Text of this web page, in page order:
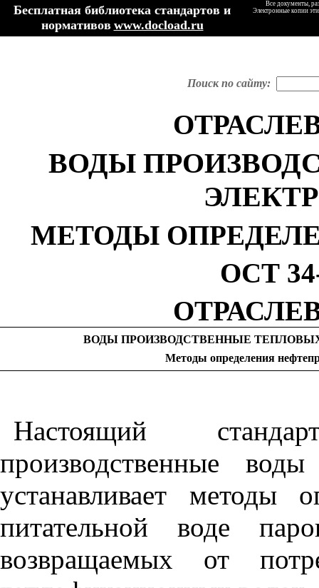
Бесплатная библиотека стандартов и
нормативов www.docload.ru
Все документы,
Электронные копии
Поиск по сайту:
ВОДЫ
МЕТОДЫ
ОСТ
ВОДЫ ПРОИЗВОДСТВЕННЫЕ
Методы определения
Настоящий
производственные
устанавливает методы
питательной воде
возвращаемых от